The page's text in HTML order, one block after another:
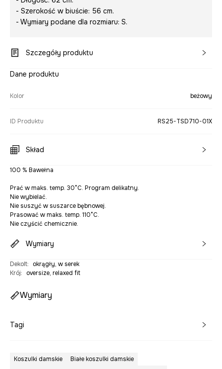
- Szerokość w biuście: 56 cm.
- Wymiary podane dla rozmiaru: S.
Szczegóły produktu
Dane produktu
Kolor beżowy
ID Produktu RS25-TSD710-01X
Skład
100 % Bawełna
Prać w maks. temp. 30°C. Program delikatny.
Nie wybielać.
Nie suszyć w suszarce bębnowej.
Prasować w maks. temp. 110°C.
Nie czyścić chemicznie.
Wymiary
Dekolt:
okrągły, w serek
Krój: oversize, relaxed fit
Wymiary
Tagi
Koszulki damskie
Białe koszulki damskie